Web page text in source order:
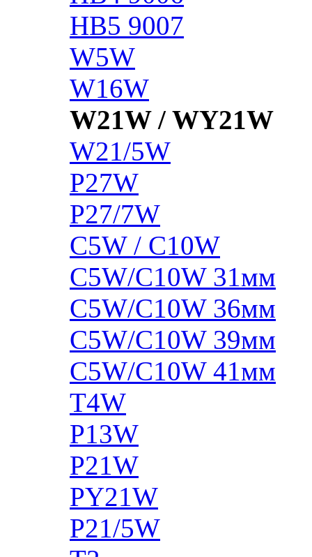
HB5 9007
W5W
W16W
W21W / WY21W
W21/5W
P27W
P27/7W
C5W / C10W
C5W/C10W 31мм
C5W/C10W 36мм
C5W/C10W 39мм
C5W/C10W 41мм
T4W
P13W
P21W
PY21W
P21/5W